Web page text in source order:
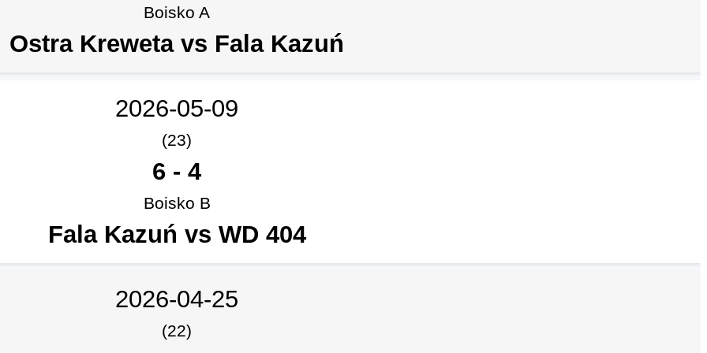
Boisko A
Ostra Kreweta vs Fala Kazuń
2026-05-09
(23)
6 - 4
Boisko B
Fala Kazuń vs WD 404
2026-04-25
(22)